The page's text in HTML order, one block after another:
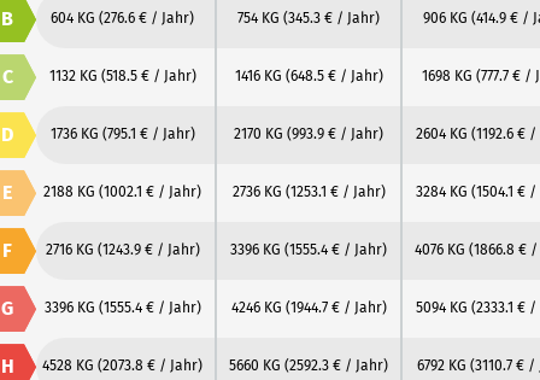
B 604 KG (276.6 € / Jahr) 754 KG (345.3 € / Jahr) 906 KG (414.9 € /
C 1132 KG (518.5 € / Jahr) 1416 KG (648.5 € / Jahr) 1698 KG (777.7 € /
D 1736 KG (795.1 € / Jahr) 2170 KG (993.9 € / Jahr) 2604 KG (1192.6 €
E 2188 KG (1002.1 € / Jahr) 2736 KG (1253.1 € / Jahr) 3284 KG (1504.1 €
F 2716 KG (1243.9 € / Jahr) 3396 KG (1555.4 € / Jahr) 4076 KG (1866.8 €
G 3396 KG (1555.4 € / Jahr) 4246 KG (1944.7 € / Jahr) 5094 KG (2333.1 €
H 4528 KG (2073.8 € / Jahr) 5660 KG (2592.3 € / Jahr) 6792 KG (3110.7 € /